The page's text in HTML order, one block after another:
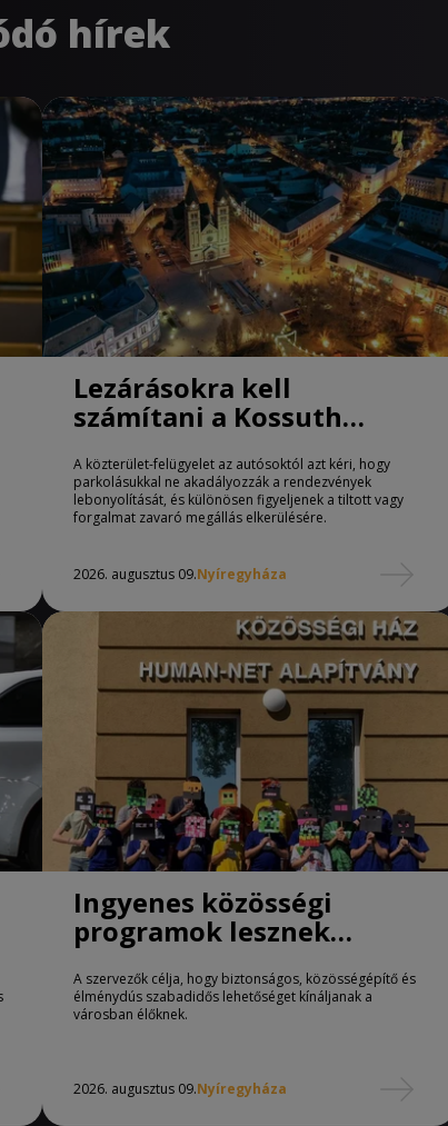
hírek
Lezárásokra kell
számítani a Kossuth
A közterület-felügyelet az autósoktól azt kéri, hogy
parkolásukkal ne akadályozzák a rendezvények
lebonyolítását, és különösen figyeljenek a tiltott vagy
forgalmat zavaró megállás elkerülésére.
2026. augusztus 09.Nyíregyháza
Ingyenes közösségi
programok lesznek
Nyíregyházán
A szervezők célja, hogy biztonságos, közösségépítő és
élménydús szabadidős lehetőséget kínáljanak a
városban élőknek.
2026. augusztus 09.Nyíregyháza